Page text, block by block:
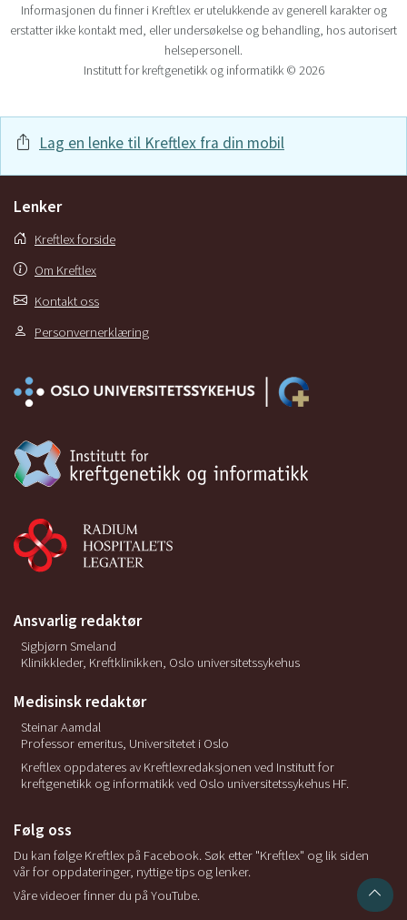
Informasjonen du finner i Kreftlex er utelukkende av generell karakter og
erstatter ikke kontakt med, eller undersøkelse og behandling, hos autorisert
helsepersonell.
Institutt for kreftgenetikk og informatikk © 2026
Lag en lenke til Kreftlex fra din mobil
Lenker
Kreftlex forside
Om Kreftlex
Kontakt oss
Personvernerklæring
Ansvarlig redaktør
Sigbjørn Smeland
Klinikkleder, Kreftklinikken, Oslo universitetssykehus
Medisinsk redaktør
Steinar Aamdal
Professor emeritus, Universitetet i Oslo
Kreftlex oppdateres av Kreftlexredaksjonen ved Institutt for
kreftgenetikk og informatikk ved Oslo universitetssykehus HF.
Følg oss
Du kan følge Kreftlex på Facebook. Søk etter "Kreftlex" og lik siden
vår for oppdateringer, nyttige tips og lenker.
Våre videoer finner du på YouTube.